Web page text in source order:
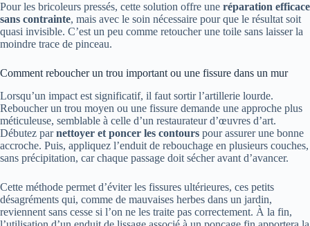
Pour les bricoleurs pressés, cette solution offre une réparation efficace
sans contrainte, mais avec le soin nécessaire pour que le résultat soit
quasi invisible. C’est un peu comme retoucher une toile sans laisser la
moindre trace de pinceau.
Comment reboucher un trou important ou une fissure dans un mur
Lorsqu’un impact est significatif, il faut sortir l’artillerie lourde.
Reboucher un trou moyen ou une fissure demande une approche plus
méticuleuse, semblable à celle d’un restaurateur d’œuvres d’art.
Débutez parnettoyer et poncer les contours pour assurer une bonne
accroche. Puis, appliquez l’enduit de rebouchage en plusieurs couches,
sans précipitation, car chaque passage doit sécher avant d’avancer.
Cette méthode permet d’éviter les fissures ultérieures, ces petits
désagréments qui, comme de mauvaises herbes dans un jardin,
reviennent sans cesse si l’on ne les traite pas correctement. À la fin,